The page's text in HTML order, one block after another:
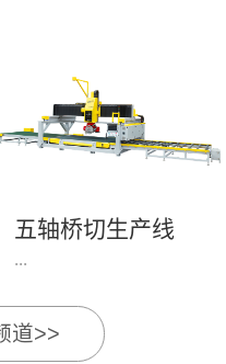
1、简单易学的编程软
件，直观，快速，易
学。2、操作系统简单
稳、可靠。3、前后刀
切割，带去毛刺倒角功
面，不崩边。4、大板
平稳输送进出，切割加
五轴桥切生产线
...
》》五轴桥切高配型
道>>